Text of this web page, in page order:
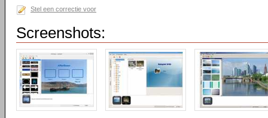
Stel een correctie voor
Screenshots: